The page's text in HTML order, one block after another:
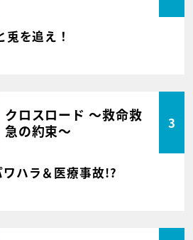
を追え！
クロスロード ～救命救
急の約束～
3
ハラ＆医療事故!?